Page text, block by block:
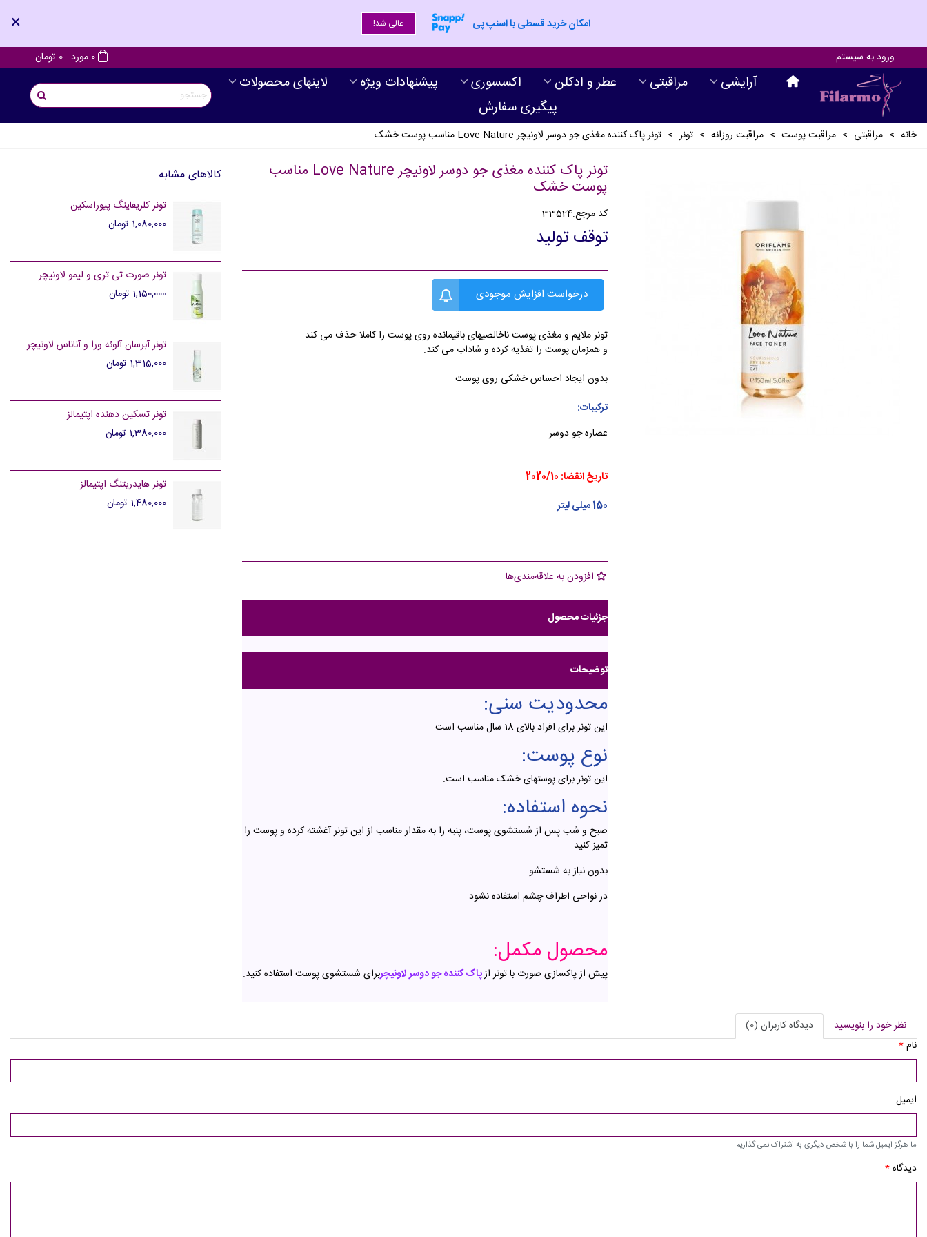
امکان خرید قسطی با اسنپ پی عالی شد! ×
ورود به سیستم 0 مورد-0 تومان
آرايشی مراقبتی عطر و ادکلن اکسسوری پیشنهادات ویژه
لاینهای محصولات
پیگیری سفارش
خانه > مراقبتی > مراقبت پوست > مراقبت روزانه > تونر > تونر پاک کننده مغذی جو دوسر لاونیچر Love Nature مناسب پوست خشک
تونر پاک کننده مغذی جو دوسر لاونیچر Love Nature مناسب
پوست خشک
کد مرجع:33524
توقف تولید
درخواست افزایش موجودی
تونر ملایم و مغذی پوست ناخالصیهای باقیمانده روی پوست را کاملا حذف می کند
و همزمان پوست را تغذیه کرده و شاداب می کند.
بدون ایجاد احساس خشکی روی پوست
ترکیبات:
عصاره جو دوسر
تاریخ انقضا: 2020/10
150 میلی لیتر
افزودن به علاقه‌مندی‌ها
جزئیات محصول
توضیحات
محدودیت سنی:
این تونر برای افراد بالای 18 سال مناسب است.
نوع پوست:
این تونر برای پوستهای خشک مناسب است.
نحوه استفاده:
صبح و شب پس از شستشوی پوست، پنبه را به مقدار مناسب از این تونر آغشته کرده و پوست را
تمیز کنید.
بدون نیاز به شستشو
در نواحی اطراف چشم استفاده نشود.
محصول مکمل:
پیش از پاکسازی صورت با تونر ازپاک کننده جو دوسر لاونیچربرای شستشوی پوست استفاده کنید.
کالاهای مشابه
تونر کلریفاینگ پیوراسکین
1,080,000 تومان
تونر صورت تی تری و لیمو لاونیچر
1,150,000 تومان
تونر آبرسان آلوئه ورا و آناناس لاونیچر
1,315,000 تومان
تونر تسکین دهنده اپتیمالز
1,380,000 تومان
تونر هایدریتنگ اپتیمالز
1,480,000 تومان
نظر خود را بنویسید
دیدگاه کاربران (0)
نام*
ایمیل
ما هرگز ایمیل شما را با شخص دیگری به اشتراک نمی گذاریم.
دیدگاه*